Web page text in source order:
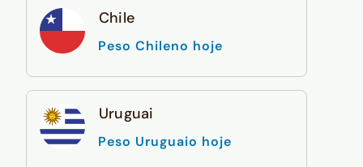
Chile
Peso Chileno hoje
Uruguai
Peso Uruguaio hoje